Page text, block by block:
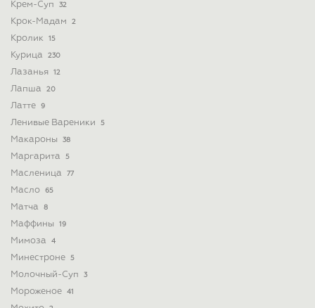
Крем-Суп 32
Крок-Мадам 2
Кролик 15
Курица 230
Лазанья 12
Лапша 20
Латте 9
Ленивые Вареники 5
Макароны 38
Маргарита 5
Масленица 77
Масло 65
Матча 8
Маффины 19
Мимоза 4
Минестроне 5
Молочный-Суп 3
Мороженое 41